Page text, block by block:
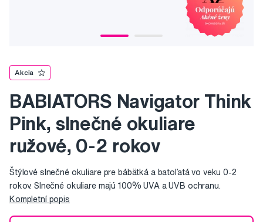
Akcia
BABIATORS Navigator Think
Pink, slnečné okuliare
ružové, 0-2 rokov
Štýlové slnečné okuliare pre bábätká a batoľatá vo veku 0-2
rokov. Slnečné okuliare majú 100% UVA a UVB ochranu.
Kompletní popis